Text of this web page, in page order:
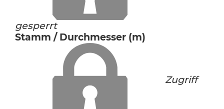
gesperrt
Stamm / Durchmesser (m)
Zugriff